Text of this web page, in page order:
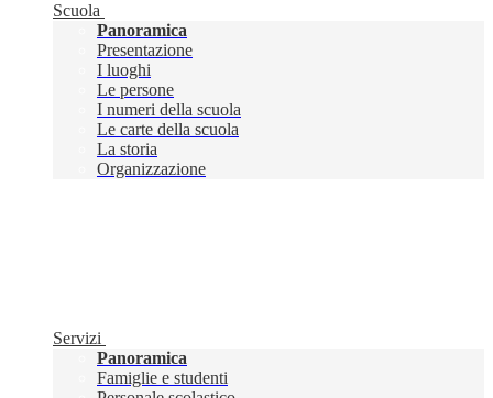
Scuola
Panoramica
Presentazione
I luoghi
Le persone
I numeri della scuola
Le carte della scuola
La storia
Organizzazione
Servizi
Panoramica
Famiglie e studenti